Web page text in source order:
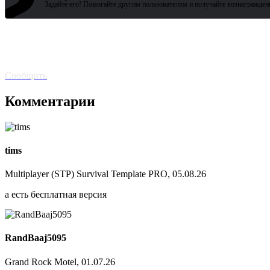
Задайте его! Помогайте другим пользователям и получайте
Сообщить
Комментарии
tims
Multiplayer (STP) Survival Template PRO, 05.08.26
а есть бесплатная версия
RandBaaj5095
Grand Rock Motel, 01.07.26